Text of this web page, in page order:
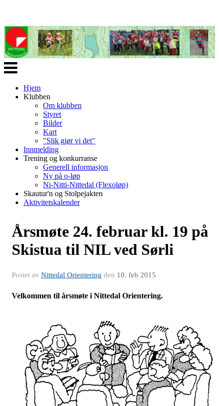
Veksle
navigasjon
Hjem
Klubben
Om klubben
Styret
Bilder
Kart
"Slik gjør vi det"
Innmelding
Trening og konkurranse
Generell informasjon
Ny på o-løp
Ni-Nitti-Nittedal (Flexoløp)
Skautur'n og Stolpejakten
Aktivitetskalender
Årsmøte 24. februar kl. 19 på
Skistua til NIL ved Sørli
Postet av Nittedal Orientering den 10. feb 2015
Velkommen til årsmøte i Nittedal Orientering.